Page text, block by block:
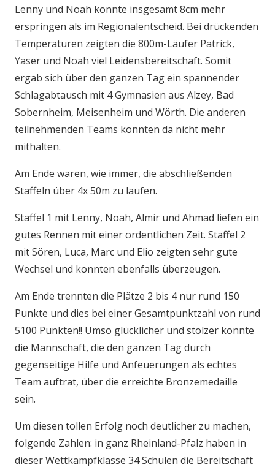
Lenny und Noah konnte insgesamt 8cm mehr
erspringen als im Regionalentscheid. Bei drückenden
Temperaturen zeigten die 800m-Läufer Patrick,
Yaser und Noah viel Leidensbereitschaft. Somit
ergab sich über den ganzen Tag ein spannender
Schlagabtausch mit 4 Gymnasien aus Alzey, Bad
Sobernheim, Meisenheim und Wörth. Die anderen
teilnehmenden Teams konnten da nicht mehr
mithalten.
Am Ende waren, wie immer, die abschließenden
Staffeln über 4x 50m zu laufen.
Staffel 1 mit Lenny, Noah, Almir und Ahmad liefen ein
gutes Rennen mit einer ordentlichen Zeit. Staffel 2
mit Sören, Luca, Marc und Elio zeigten sehr gute
Wechsel und konnten ebenfalls überzeugen.
Am Ende trennten die Plätze 2 bis 4 nur rund 150
Punkte und dies bei einer Gesamtpunktzahl von rund
5100 Punkten!! Umso glücklicher und stolzer konnte
die Mannschaft, die den ganzen Tag durch
gegenseitige Hilfe und Anfeuerungen als echtes
Team auftrat, über die erreichte Bronzemedaille
sein.
Um diesen tollen Erfolg noch deutlicher zu machen,
folgende Zahlen: in ganz Rheinland-Pfalz haben in
dieser Wettkampfklasse 34 Schulen die Bereitschaft